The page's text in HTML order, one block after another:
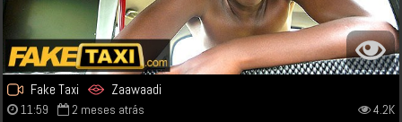
Fake Taxi Zaawaadi
11:59 2 meses atrás 4.2K